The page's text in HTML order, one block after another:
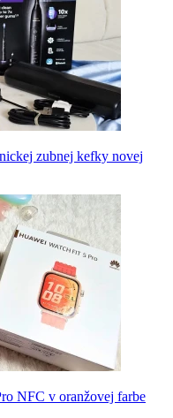
zubnej kefky novej
NFC v oranžovej farbe